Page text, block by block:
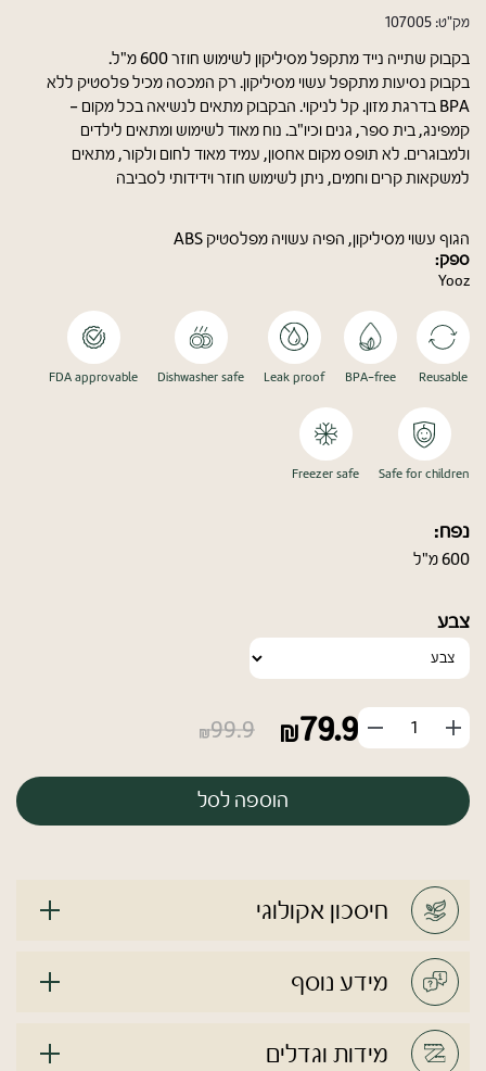
בקבוק שתייה נייד מתקפל מסיליקון לשימוש חוזר 600 מ"ל.
בקבוק נסיעות מתקפל עשוי מסיליקון. רק המכסה מכיל פלסטיק ללא
BPA בדרגת מזון. קל לניקוי. הבקבוק מתאים לנשיאה בכל מקום -
קמפינג, בית ספר, גנים וכיו"ב. נוח מאוד לשימוש ומתאים לילדים
ולמבוגרים. לא תופס מקום אחסון, עמיד מאוד לחום ולקור, מתאים
למשקאות קרים וחמים, ניתן לשימוש חוזר וידידותי לסביבה
ספק:
Yooz
מק"ט: 107005
נפח:
600 מ"ל
Reusable
BPA-free
Leak proof
Dishwasher safe
FDA approvable
Safe for children
Freezer safe
צבע
הגוף עשוי מסיליקון, הפיה עשויה מפלסטיק ABS
הוסף
מוצר
החסר
מוצר79.9
99.9
הוספה לסל
מידע נוסף
מידות וגדלים
חיסכון אקולוגי